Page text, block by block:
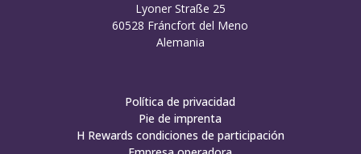
Lyoner Straße 25
60528 Fráncfort del Meno
Alemania
Política de privacidad
Pie de imprenta
H Rewards condiciones de participación